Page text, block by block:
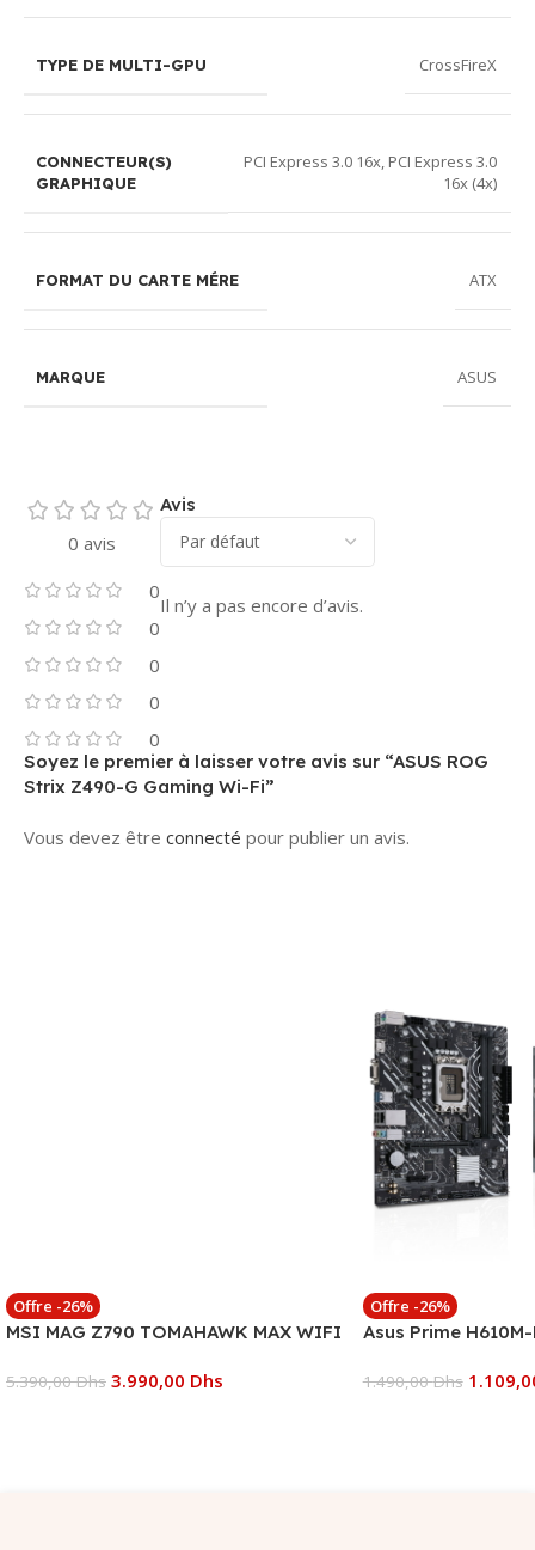
TYPE DE MULTI-GPU CrossFireX
CONNECTEUR(S)
GRAPHIQUE
PCI Express 3.0 16x, PCI Express 3.0
16x (4x)
FORMAT DU CARTE MÉRE ATX
MARQUE ASUS
0 avis
0
0
0
0
0
Avis
Il n’y a pas encore d’avis.
Soyez le premier à laisser votre avis sur “ASUS ROG
Strix Z490-G Gaming Wi-Fi”
Vous devez être connecté pour publier un avis.
Offre -26%
MSI MAG Z790 TOMAHAWK MAX WIFI
5.390,00Dhs 3.990,00 Dhs
Offre -26%
Asus Prime
1.490,00Dhs